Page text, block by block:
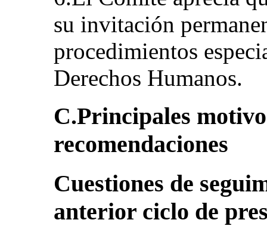
su invitación
procedimientos
Derechos Humanos.
C.Principales
recomendaciones
Cuestiones de
anterior ciclo de